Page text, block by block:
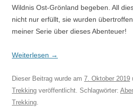
Wildnis Ost-Grönland begeben. All
nicht nur erfüllt, sie wurden
meiner Serie über dieses Abenteuer!
Weiterlesen →
Dieser Beitrag wurde am 7. Oktober 2019
Trekking veröffentlicht. Schlagwörter:
Trekking.